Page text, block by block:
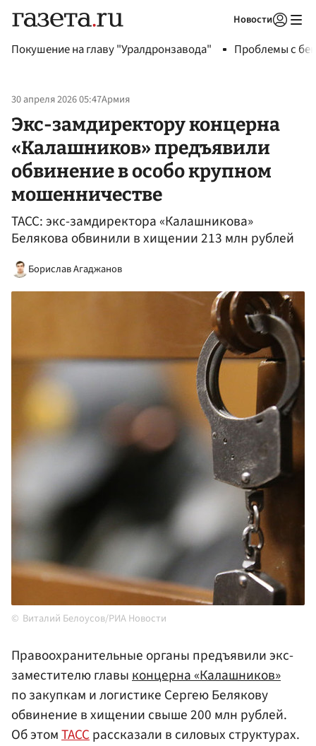
Новости
Покушение на главу "Уралдронзавода" Проблемы с
30 апреля 2026 05:47Армия
Экс-замдиректору концерна
«Калашников» предъявили
обвинение в особо крупном
мошенничестве
ТАСС: экс-замдиректора «Калашникова»
Белякова обвинили в хищении 213 млн рублей
Борислав Агаджанов
Виталий Белоусов/РИА Новости
Правоохранительные органы предъявили экс-
заместителю главыконцерна «Калашников»
по закупкам и логистике Сергею Белякову
обвинение в хищении свыше 200 млн рублей.
Об этомТАССрассказали в силовых структурах.